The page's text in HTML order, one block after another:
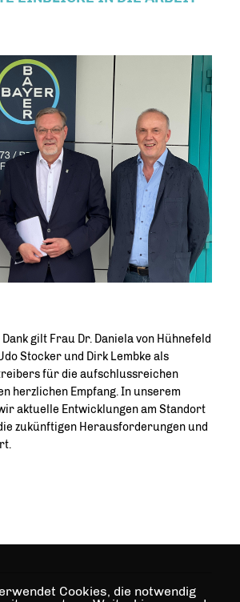
gilt Frau Dr. Daniela von Hühnefeld
Stocker und Dirk Lembke als
für die aufschlussreichen
herzlichen Empfang. In unserem
aktuelle Entwicklungen am Standort
zukünftigen Herausforderungen und
Cookies, die notwendig